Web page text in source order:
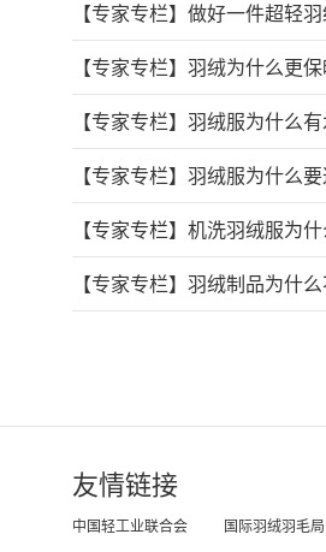
【专家专栏】 做好一件超轻羽
【专家专栏】 羽绒为什么更保
【专家专栏】 羽绒服为什么有
【专家专栏】 羽绒服为什么要
【专家专栏】 机洗羽绒服为什
【专家专栏】 羽绒制品为什么
友情链接
中国轻工业联合会 国际羽绒羽毛局